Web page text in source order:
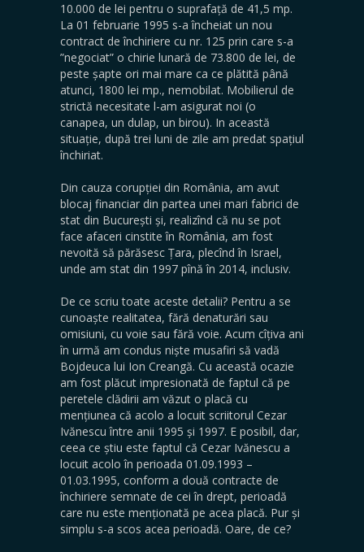
10.000 de lei pentru o suprafață de 41,5 mp.
La 01 februarie 1995 s-a încheiat un nou
contract de închiriere cu nr. 125 prin care s-a
”negociat” o chirie lunară de 73.800 de lei, de
peste șapte ori mai mare ca ce plătită până
atunci, 1800 lei mp., nemobilat. Mobilierul de
strictă necesitate l-am asigurat noi (o
canapea, un dulap, un birou). In această
situație, după trei luni de zile am predat spațiul
închiriat.
Din cauza corupției din România, am avut
blocaj financiar din partea unei mari fabrici de
stat din București și, realizînd că nu se pot
face afaceri cinstite în România, am fost
nevoită să părăsesc Țara, plecînd în Israel,
unde am stat din 1997 pînă în 2014, inclusiv.
De ce scriu toate aceste detalii? Pentru a se
cunoaște realitatea, fără denaturări sau
omisiuni, cu voie sau fără voie. Acum cîțiva ani
în urmă am condus niște musafiri să vadă
Bojdeuca lui Ion Creangă. Cu această ocazie
am fost plăcut impresionată de faptul că pe
peretele clădirii am văzut o placă cu
mențiunea că acolo a locuit scriitorul Cezar
Ivănescu între anii 1995 și 1997. E posibil, dar,
ceea ce știu este faptul că Cezar Ivănescu a
locuit acolo în perioada 01.09.1993 –
01.03.1995, conform a două contracte de
închiriere semnate de cei în drept, perioadă
care nu este menționată pe acea placă. Pur și
simplu s-a scos acea perioadă. Oare, de ce?